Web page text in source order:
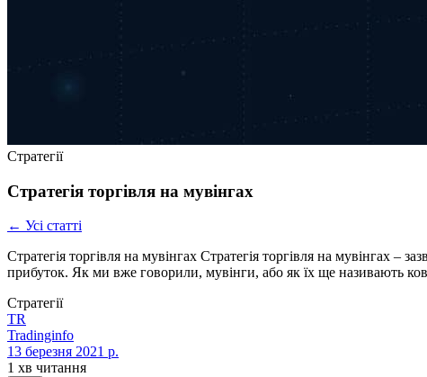
Стратегії
Стратегія торгівля на мувінгах
← Усі статті
Стратегія торгівля на мувінгах Стратегія торгівля на мувінгах –
прибуток. Як ми вже говорили, мувінги, або як їх ще називають
Стратегії
TR
Tradinginfo
13 березня 2021 р.
1 хв читання